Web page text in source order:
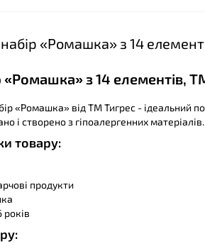
«Ромашка» з 14
«Ромашка» з 14 елементів,
«Ромашка» від ТМ Тигрес - ідеальний
і створено з гіпоалергенних матеріалів.
товару:
продукти
років
❤